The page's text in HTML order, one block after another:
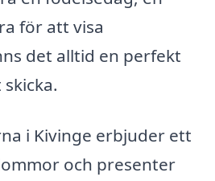
för att visa
det alltid en perfekt
i Kivinge erbjuder ett
och presenter